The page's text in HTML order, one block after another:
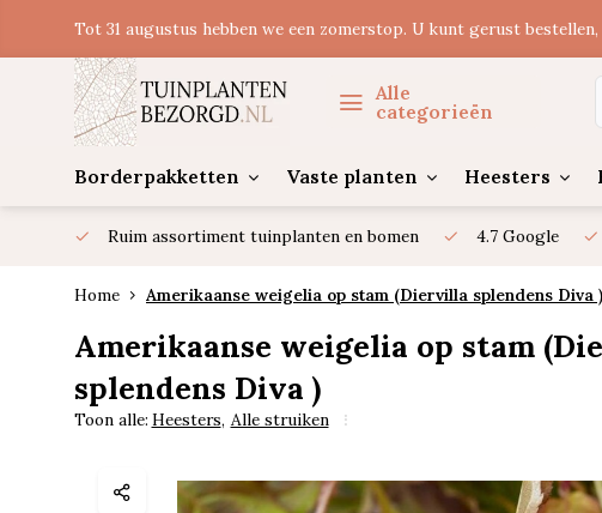
Tot 31 augustus hebben we een zomerstop. U kunt gerust
Alle
categorieën
Borderpakketten Vaste planten Heesters
Ruim assortiment tuinplanten en bomen 4.7 Google
Home Amerikaanse weigelia op stam (Diervilla splendens Diva )
Amerikaanse weigelia op stam
splendens Diva )
Toon alle: Heesters, Alle struiken